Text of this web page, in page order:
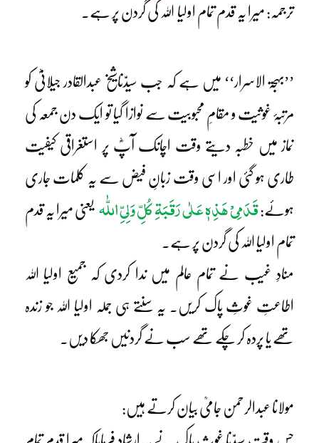
ترجمہ: میرا یہ قدم تمام اولیا اللہ کی گردن پر ہے۔
’’بہجۃ الاسرار‘‘ میں ہے کہ جب سیدّناشیخ عبدالقادر جیلانیؓ کو
مرتبۂ غوثیت و مقامِ محبوبیت سے نوازا گیا تو ایک دن جمعہ کی
نماز میں خطبہ دیتے وقت اچانک آپؓ پر استغراقی کیفیت
طاری ہو گئی اور اسی وقت زبانِ فیض سے یہ کلمات جاری
ہوئے:قَدَمِیْ ہَذِہٖ عَلٰی رَقَبَۃِ کُلِّ وَلِیِّ اللّٰہ یعنی میرا یہ قدم
تمام اولیا اللہ کی گردن پر ہے۔
منادِ غیب نے تمام عالم میں ندا کردی کہ جمیع اولیا اللہ
اطاعتِ غوثِ پاک کریں۔ یہ سنتے ہی جملہ اولیا اللہ جو زندہ
تھے یا پردہ کر چکے تھے سب نے گردنیں جھکا دیں۔
مولانا عبدالرحمن جامیؒ بیان کرتے ہیں:
جس وقت سیدّنا غوث پاک نے یہ ارشاد فرمایاکہ میرا قدم تمام